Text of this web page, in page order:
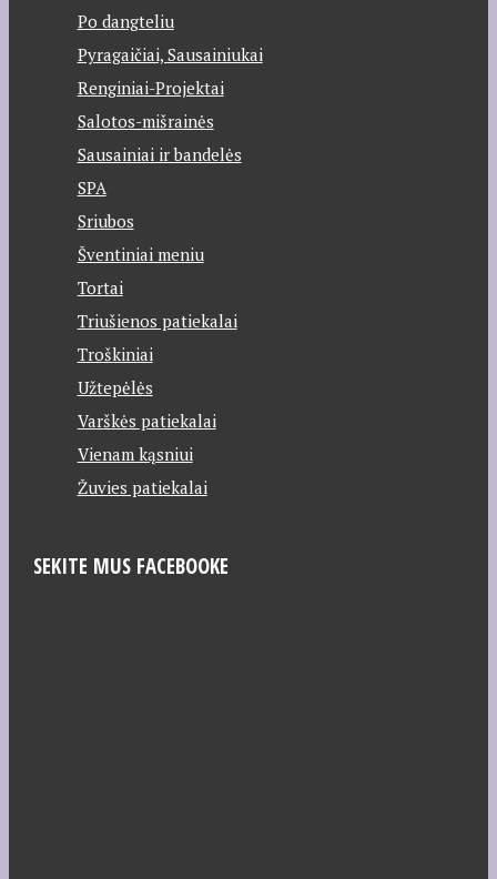
Po dangteliu
Pyragaičiai, Sausainiukai
Renginiai-Projektai
Salotos-mišrainės
Sausainiai ir bandelės
SPA
Sriubos
Šventiniai meniu
Tortai
Triušienos patiekalai
Troškiniai
Užtepėlės
Varškės patiekalai
Vienam kąsniui
Žuvies patiekalai
SEKITE MUS FACEBOOKE